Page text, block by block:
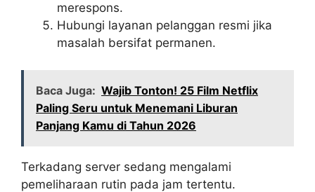
merespons.
Hubungi layanan pelanggan resmi jika
masalah bersifat permanen.
Baca Juga: Wajib Tonton! 25 Film Netflix
Paling Seru untuk Menemani Liburan
Panjang Kamu di Tahun 2026
Terkadang server sedang mengalami
pemeliharaan rutin pada jam tertentu.